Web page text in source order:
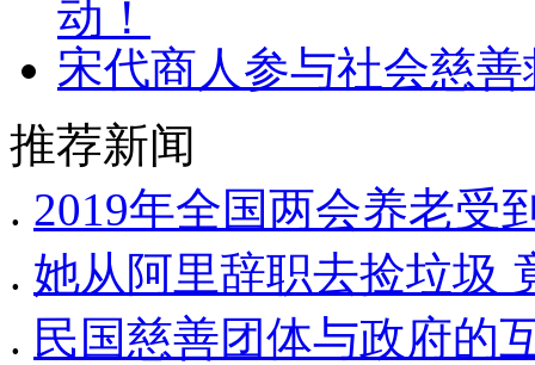
动！
宋代商人参与社会慈
推荐新闻
. 2019年全国两会养老受
. 她从阿里辞职去捡垃圾
. 民国慈善团体与政府